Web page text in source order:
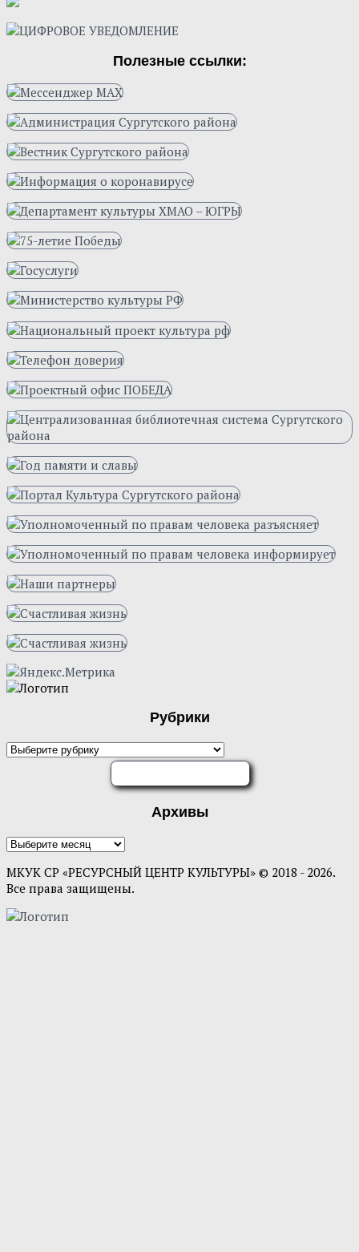
Полезные ссылки:
Рубрики
Рубрики
Архивы
Архивы
МКУК СР «РЕСУРСНЫЙ ЦЕНТР КУЛЬТУРЫ» © 2018 - 2026.
Все права защищены.